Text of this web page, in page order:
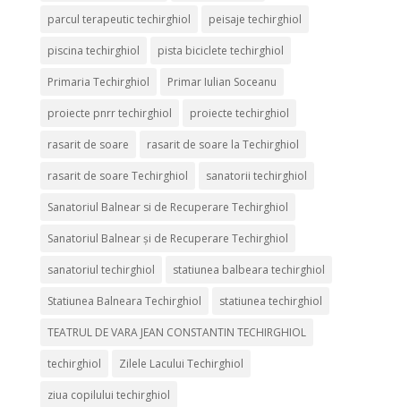
parcul terapeutic techirghiol peisaje techirghiol
piscina techirghiol pista biciclete techirghiol
Primaria Techirghiol Primar Iulian Soceanu
proiecte pnrr techirghiol proiecte techirghiol
rasarit de soare rasarit de soare la Techirghiol
rasarit de soare Techirghiol sanatorii techirghiol
Sanatoriul Balnear si de Recuperare Techirghiol
Sanatoriul Balnear și de Recuperare Techirghiol
sanatoriul techirghiol statiunea balbeara techirghiol
Statiunea Balneara Techirghiol statiunea techirghiol
TEATRUL DE VARA JEAN CONSTANTIN TECHIRGHIOL
techirghiol Zilele Lacului Techirghiol
ziua copilului techirghiol